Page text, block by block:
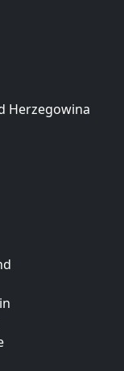
Herzegowina